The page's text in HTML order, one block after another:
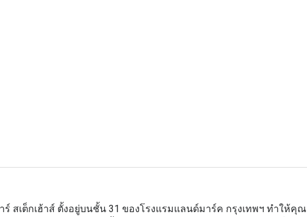
สเต็กเฮ้าส์ ตั้งอยู่บนชั้น 31 ของโรงแรมแลนด์มาร์ค กรุงเทพฯ ทำให้คุณ